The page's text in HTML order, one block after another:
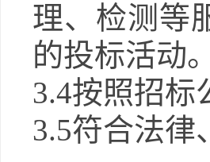
理、检测等
的投标活动。
3.4按照招标
3.5符合法律